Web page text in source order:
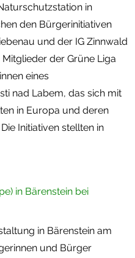
in
den Bürgerinitiativen
und der IG Zinnwald
der Grüne Liga
eines
nad Labem, das sich mit
in Europa und deren
Initiativen stellten in
in Bärenstein bei
in Bärenstein am
und Bürger